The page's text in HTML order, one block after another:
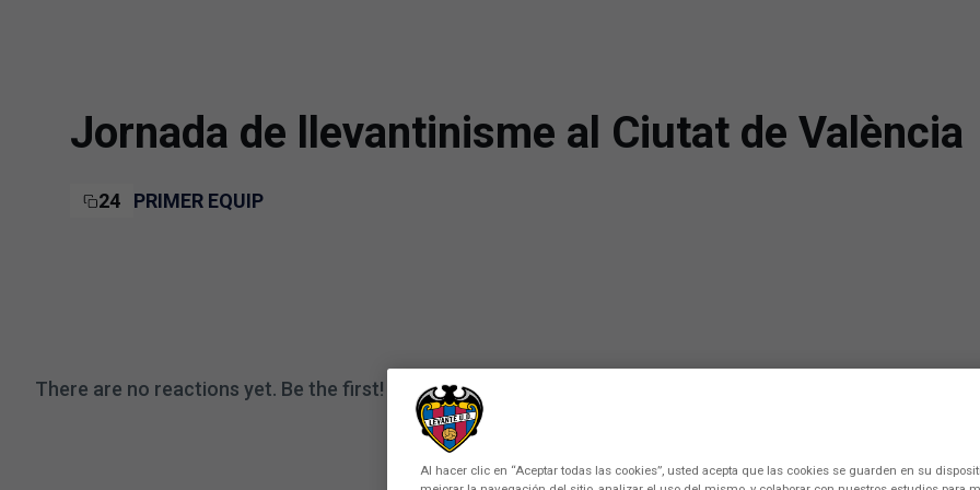
Jornada de llevantinisme al Ciutat de València
24 PRIMER EQUIP
There are no reactions yet. Be the first!
Al hacer clic en “Aceptar todas las cookies”, usted acepta que las cookies se guarden en su